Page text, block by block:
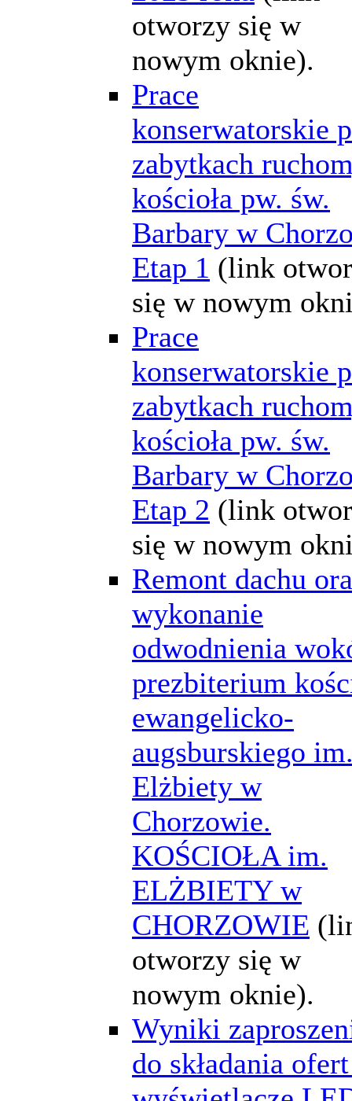
otworzy się w
nowym oknie).
Prace
konserwatorskie
zabytkach
kościoła pw. św.
Barbary w
Etap 1 (link
się w nowym
Prace
konserwatorskie
zabytkach
kościoła pw. św.
Barbary w
Etap 2 (link
się w nowym
Remont dachu
wykonanie
odwodnienia
prezbiterium
ewangelicko-
augsburskiego
Elżbiety w
Chorzowie.
KOŚCIOŁA im.
ELŻBIETY w
CHORZOWIE
otworzy się w
nowym oknie).
Wyniki
do składania